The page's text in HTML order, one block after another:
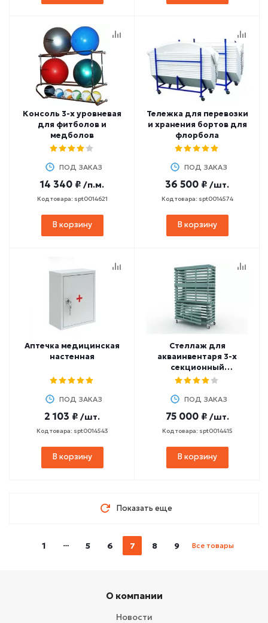
Консоль 3-х уровневая
для фитболов и
медболов
ПОД ЗАКАЗ
14 340 ₽ /п.м.
Код товара: spt0014621
В корзину
Тележка для перевозки
и хранения бортов для
флорбола
ПОД ЗАКАЗ
36 500 ₽ /шт.
Код товара: spt0014574
В корзину
Аптечка медицинская
настенная
ПОД ЗАКАЗ
2 103 ₽ /шт.
Код товара: spt0014543
В корзину
Стеллаж для
акваинвентаря 3-х
секционный
(разборный)
ПОД ЗАКАЗ
75 000 ₽ /шт.
Код товара: spt0014415
В корзину
Показать еще
1 5 6 7 8 9 Все товары
О компании
Новости